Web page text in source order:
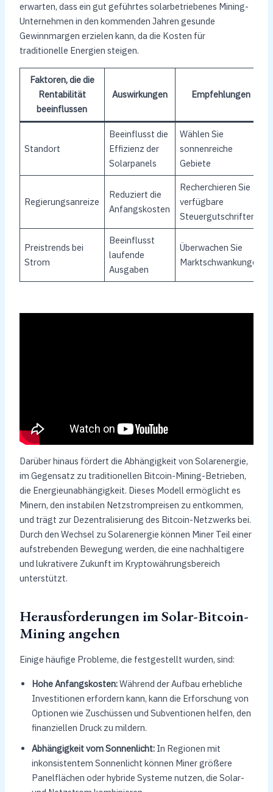
erwarten, dass ein gut geführtes solarbetriebenes Mining-
Unternehmen in den kommenden Jahren gesunde
Gewinnmargen erzielen kann, da die Kosten für
traditionelle Energien steigen.
Faktoren, die die
Rentabilität
beeinflussen
Auswirkungen Empfehlungen
Standort
Beeinflusst die
Effizienz der
Solarpanels
Wählen Sie
sonnenreiche
Gebiete
Regierungsanreize
Reduziert die
Anfangskosten
Recherchieren Sie
verfügbare
Steuergutschriften
Preistrends bei
Strom
Beeinflusst
laufende
Ausgaben
Überwachen Sie
Marktschwankungen
Darüber hinaus fördert die Abhängigkeit von Solarenergie,
im Gegensatz zu traditionellen Bitcoin-Mining-Betrieben,
die Energieunabhängigkeit. Dieses Modell ermöglicht es
Minern, den instabilen Netzstrompreisen zu entkommen,
und trägt zur Dezentralisierung des Bitcoin-Netzwerks bei.
Durch den Wechsel zu Solarenergie können Miner Teil einer
aufstrebenden Bewegung werden, die eine nachhaltigere
und lukrativere Zukunft im Kryptowährungsbereich
unterstützt.
Herausforderungen im Solar-Bitcoin-
Mining angehen
Einige häufige Probleme, die festgestellt wurden, sind:
Hohe Anfangskosten:Während der Aufbau erhebliche
Investitionen erfordern kann, kann die Erforschung von
Optionen wie Zuschüssen und Subventionen helfen, den
finanziellen Druck zu mildern.
Abhängigkeit vom Sonnenlicht:In Regionen mit
inkonsistentem Sonnenlicht können Miner größere
Panelflächen oder hybride Systeme nutzen, die Solar-